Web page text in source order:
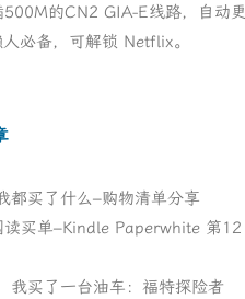
500M的CN2 GIA-E线路，自动更
必备，可解锁 Netflix。
都买了什么–购物清单分享
读买单–Kindle Paperwhite 第12
我买了一台油车：福特探险者